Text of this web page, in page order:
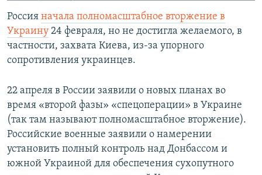
Россия начала полномасштабное вторжение в
Украину 24 февраля, но не достигла желаемого, в
частности, захвата Киева, из-за упорного
сопротивления украинцев.
22 апреля в России заявили о новых планах во
время «второй фазы» «спецоперации» в Украине
(так там называют полномасштабное вторжение).
Российские военные заявили о намерении
установить полный контроль над Донбассом и
южной Украиной для обеспечения сухопутного